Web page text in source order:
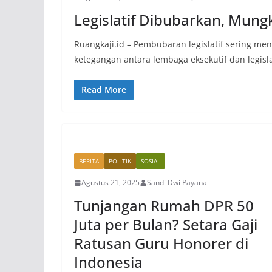
Legislatif Dibubarkan,
Ruangkaji.id – Pembubaran legislatif sering
ketegangan antara lembaga eksekutif dan
Read More
BERITA POLITIK SOSIAL
Agustus 21, 2025 Sandi Dwi Payana
Tunjangan Rumah DPR 50
Juta per Bulan? Setara Gaji
Ratusan Guru Honorer di
Indonesia